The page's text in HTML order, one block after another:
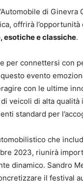
di
offrirà
esotiche e classiche.
per connettersi con
evento
con le ultime
veicoli di alta
standard per
che
2023, riunirà
dinamico. Sandro
il festival